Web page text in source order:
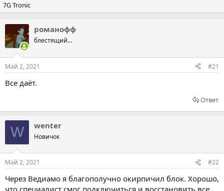
т
о
р
т
е
м
ы
а
а
ч
л
7G Tronic
романофф
блестящий...
Май 2, 2021 #21
Все даёт.
Ответ
W wenter
Новичок
Май 2, 2021 #22
Через Ведиамо я благополучно окирпичил блок. Хорошо,
что специалист смог подключиться и восстановить все.